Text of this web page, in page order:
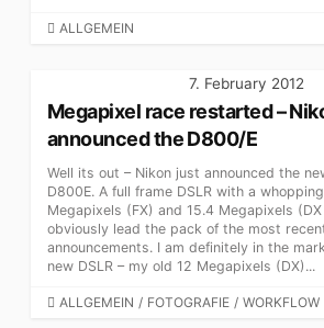
CATEGORIES
ALLGEMEIN
7. February 2012
Megapixel race restarted –
announced the D800/E
Well its out – Nikon just announced the
D800E. A full frame DSLR with a
Megapixels (FX) and 15.4 Megapixels
obviously lead the pack of the most
announcements. I am definitely in the
new DSLR – my old 12 Megapixels (DX)...
CATEGORIES
ALLGEMEIN / FOTOGRAFIE / WORKFLOW